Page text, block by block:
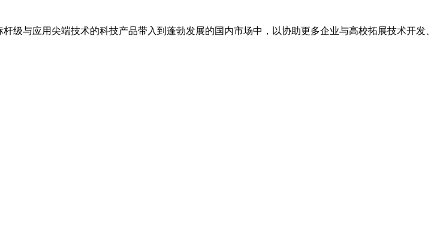
级与应用尖端技术的科技产品带入到蓬勃发展的国内市场中，以协助更多企业与高校拓展技术开发、